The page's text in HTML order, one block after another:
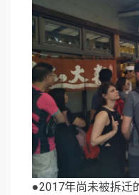
●2017年尚未被拆迁